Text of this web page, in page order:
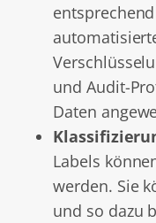
und Audit-
Daten
Labels
werden. Sie
und so dazu